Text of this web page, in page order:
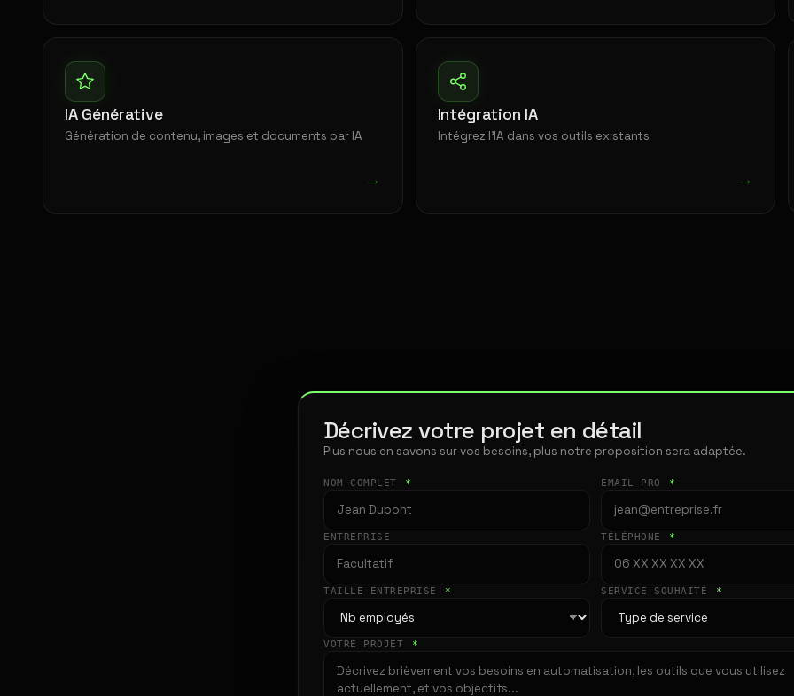
IA Générative
Génération de contenu, images et documents par IA
→
Intégration IA
Intégrez l'IA dans vos outils existants
→
Décrivez votre projet en détail
Plus nous en savons sur vos besoins, plus notre proposition sera adaptée.
NOM COMPLET * EMAIL PRO *
ENTREPRISE TÉLÉPHONE *
TAILLE ENTREPRISE * SERVICE SOUHAITÉ *
VOTRE PROJET *